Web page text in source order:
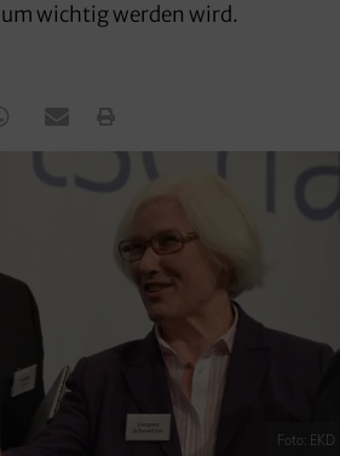
wichtig werden wird.
Foto: EKD